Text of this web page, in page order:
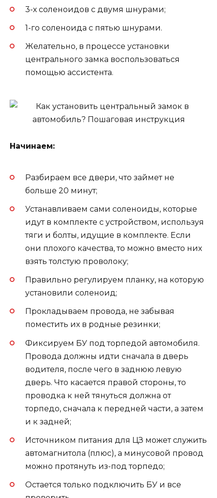
3-х соленоидов с двумя шнурами;
1-го соленоида с пятью шнурами.
Желательно, в процессе установки
центрального замка воспользоваться
помощью ассистента.
Начинаем:
Разбираем все двери, что займет не
больше 20 минут;
Устанавливаем сами соленоиды, которые
идут в комплекте с устройством, используя
тяги и болты, идущие в комплекте. Если
они плохого качества, то можно вместо них
взять толстую проволоку;
Правильно регулируем планку, на которую
установили соленоид;
Прокладываем провода, не забывая
поместить их в родные резинки;
Фиксируем БУ под торпедой автомобиля.
Провода должны идти сначала в дверь
водителя, после чего в заднюю левую
дверь. Что касается правой стороны, то
проводка к ней тянуться должна от
торпедо, сначала к передней части, а затем
и к задней;
Источником питания для ЦЗ может служить
автомагнитола (плюс), а минусовой провод
можно протянуть из-под торпедо;
Остается только подключить БУ и все